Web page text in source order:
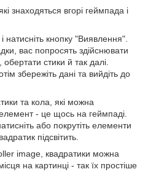
знаходяться вгорі геймпада і
натисніть кнопку "Виявлення".
вас попросять здійснювати
обертати стики й так далі.
збережіть дані та вийдіть до
та кола, які можна
- це щось на геймпаді.
або покрутіть елементи
підсвітить.
image, квадратики можна
на картинці - так їх простіше